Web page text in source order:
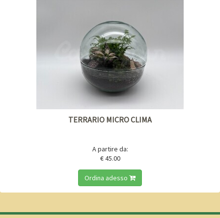
TERRARIO MICRO CLIMA
A partire da:
€ 45.00
Ordina adesso